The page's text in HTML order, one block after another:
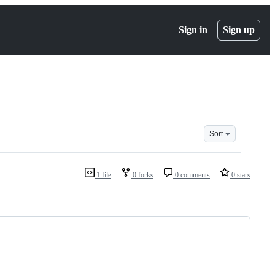
Sign in Sign up
Sort
1 file 0 forks 0 comments 0 stars